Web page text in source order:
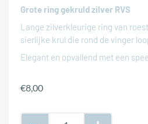
Grote ring gekruld zilver RVS
Lange zilverkleurige ring van
sierlijke krul die rond de vinger
Elegant en opvallend met een
€8,00